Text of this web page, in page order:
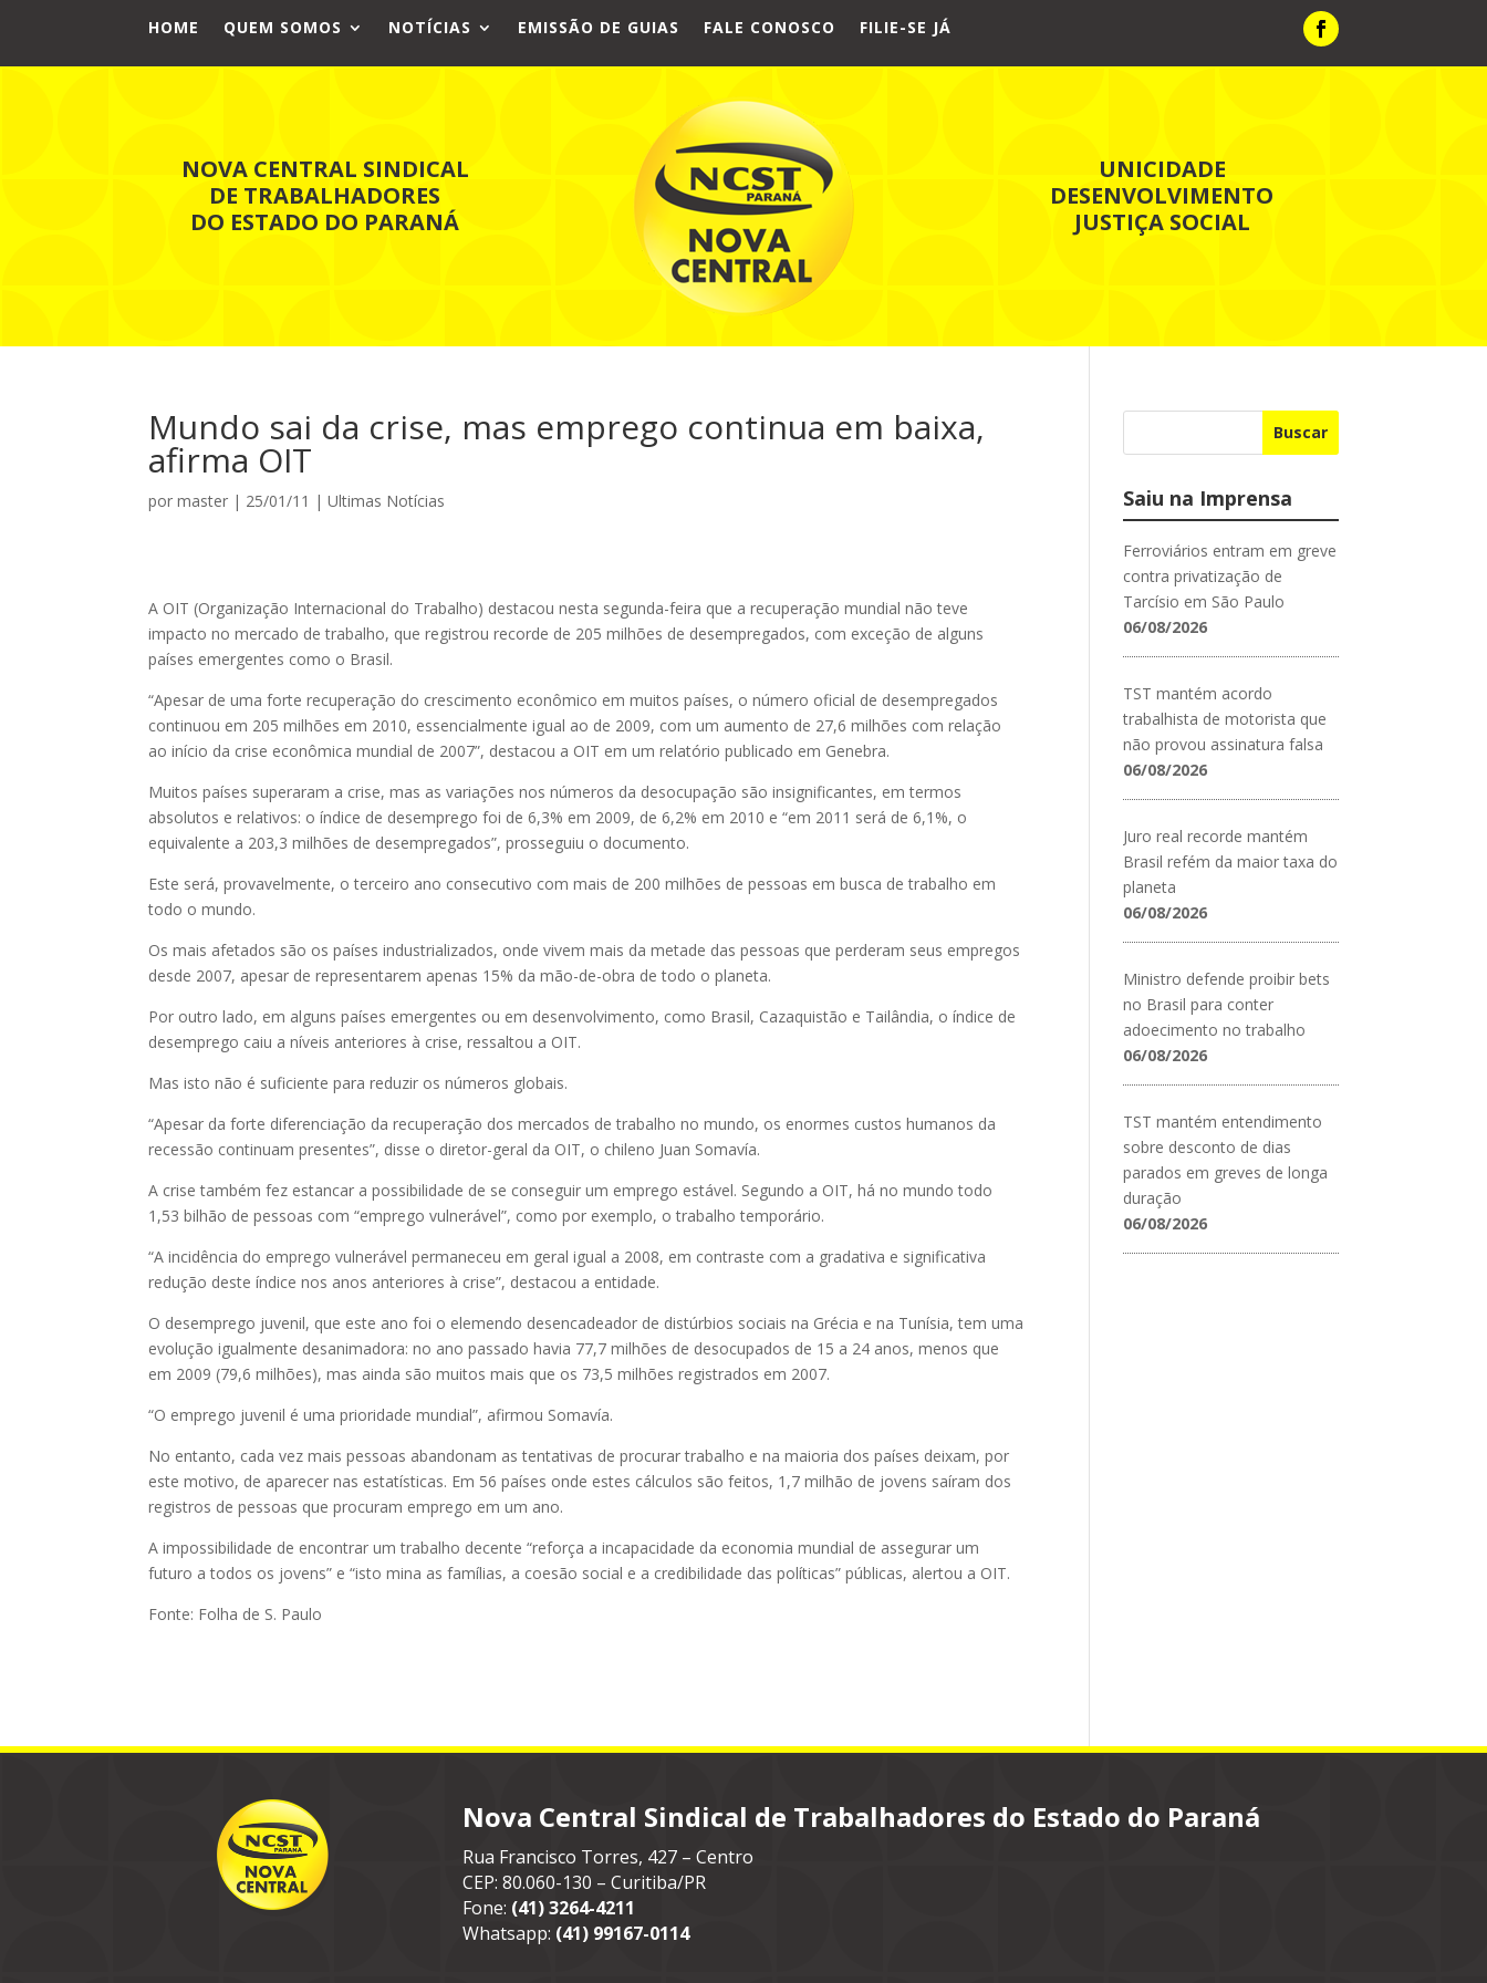
HOME QUEM SOMOS NOTÍCIAS EMISSÃO DE GUIAS FALE CONOSCO FILIE-SE JÁ
NOVA CENTRAL SINDICAL
DE TRABALHADORES
DO ESTADO DO PARANÁ
UNICIDADE
DESENVOLVIMENTO
JUSTIÇA SOCIAL
Mundo sai da crise, mas emprego continua em baixa,
afirma OIT
pormaster | 25/01/11 |Ultimas Notícias
A OIT (Organização Internacional do Trabalho) destacou nesta segunda-feira que a recuperação mundial não teve
impacto no mercado de trabalho, que registrou recorde de 205 milhões de desempregados, com exceção de alguns
países emergentes como o Brasil.
“Apesar de uma forte recuperação do crescimento econômico em muitos países, o número oficial de desempregados
continuou em 205 milhões em 2010, essencialmente igual ao de 2009, com um aumento de 27,6 milhões com relação
ao início da crise econômica mundial de 2007”, destacou a OIT em um relatório publicado em Genebra.
Muitos países superaram a crise, mas as variações nos números da desocupação são insignificantes, em termos
absolutos e relativos: o índice de desemprego foi de 6,3% em 2009, de 6,2% em 2010 e “em 2011 será de 6,1%, o
equivalente a 203,3 milhões de desempregados”, prosseguiu o documento.
Este será, provavelmente, o terceiro ano consecutivo com mais de 200 milhões de pessoas em busca de trabalho em
todo o mundo.
Os mais afetados são os países industrializados, onde vivem mais da metade das pessoas que perderam seus empregos
desde 2007, apesar de representarem apenas 15% da mão-de-obra de todo o planeta.
Por outro lado, em alguns países emergentes ou em desenvolvimento, como Brasil, Cazaquistão e Tailândia, o índice de
desemprego caiu a níveis anteriores à crise, ressaltou a OIT.
Mas isto não é suficiente para reduzir os números globais.
“Apesar da forte diferenciação da recuperação dos mercados de trabalho no mundo, os enormes custos humanos da
recessão continuam presentes”, disse o diretor-geral da OIT, o chileno Juan Somavía.
A crise também fez estancar a possibilidade de se conseguir um emprego estável. Segundo a OIT, há no mundo todo
1,53 bilhão de pessoas com “emprego vulnerável”, como por exemplo, o trabalho temporário.
“A incidência do emprego vulnerável permaneceu em geral igual a 2008, em contraste com a gradativa e significativa
redução deste índice nos anos anteriores à crise”, destacou a entidade.
O desemprego juvenil, que este ano foi o elemendo desencadeador de distúrbios sociais na Grécia e na Tunísia, tem uma
evolução igualmente desanimadora: no ano passado havia 77,7 milhões de desocupados de 15 a 24 anos, menos que
em 2009 (79,6 milhões), mas ainda são muitos mais que os 73,5 milhões registrados em 2007.
“O emprego juvenil é uma prioridade mundial”, afirmou Somavía.
No entanto, cada vez mais pessoas abandonam as tentativas de procurar trabalho e na maioria dos países deixam, por
este motivo, de aparecer nas estatísticas. Em 56 países onde estes cálculos são feitos, 1,7 milhão de jovens saíram dos
registros de pessoas que procuram emprego em um ano.
A impossibilidade de encontrar um trabalho decente “reforça a incapacidade da economia mundial de assegurar um
futuro a todos os jovens” e “isto mina as famílias, a coesão social e a credibilidade das políticas” públicas, alertou a OIT.
Fonte: Folha de S. Paulo
Buscar
Saiu na Imprensa
Ferroviários entram em greve
contra privatização de
Tarcísio em São Paulo
06/08/2026
TST mantém acordo
trabalhista de motorista que
não provou assinatura falsa
06/08/2026
Juro real recorde mantém
Brasil refém da maior taxa do
planeta
06/08/2026
Ministro defende proibir bets
no Brasil para conter
adoecimento no trabalho
06/08/2026
TST mantém entendimento
sobre desconto de dias
parados em greves de longa
duração
06/08/2026
Nova Central Sindical de Trabalhadores do Estado do Paraná
Rua Francisco Torres, 427 – Centro
CEP: 80.060-130 – Curitiba/PR
Fone: (41) 3264-4211
Whatsapp: (41) 99167-0114